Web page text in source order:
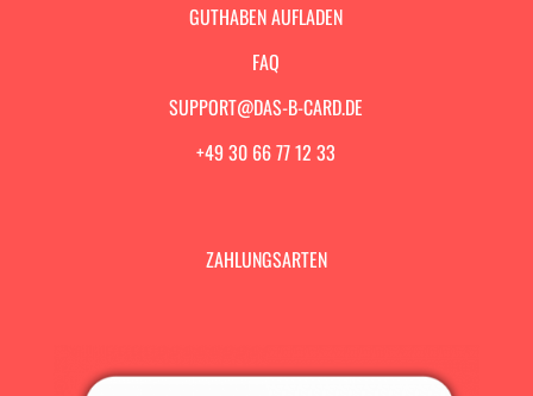
GUTHABEN AUFLADEN
FAQ
SUPPORT@DAS-B-CARD.DE
+49 30 66 77 12 33
ZAHLUNGSARTEN